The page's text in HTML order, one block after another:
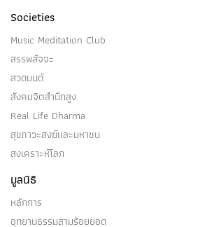
Societies
Music Meditation Club
สรรพสัจจะ
สวดมนต์
สังคมจิตสำนึกสูง
Real Life Dharma
สุขภาวะสงฆ์และมหาชน
สงเคราะห์โลก
มูลนิธิ
หลักการ
อุทยานธรรมสามร้อยยอด